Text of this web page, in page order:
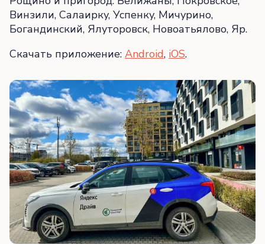
Винзили, Салаирку, Успенку, Мичурино,
Богандинский, Ялуторовск, Новоатьялово, Яр.
Скачать приложение: Android, iOS.